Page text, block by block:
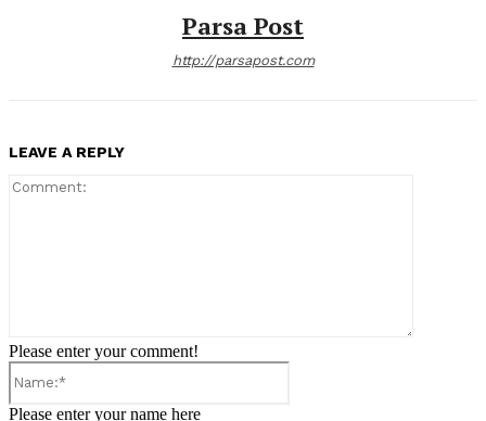
Parsa Post
http://parsapost.com
LEAVE A REPLY
Please enter your comment!
Please enter your name here